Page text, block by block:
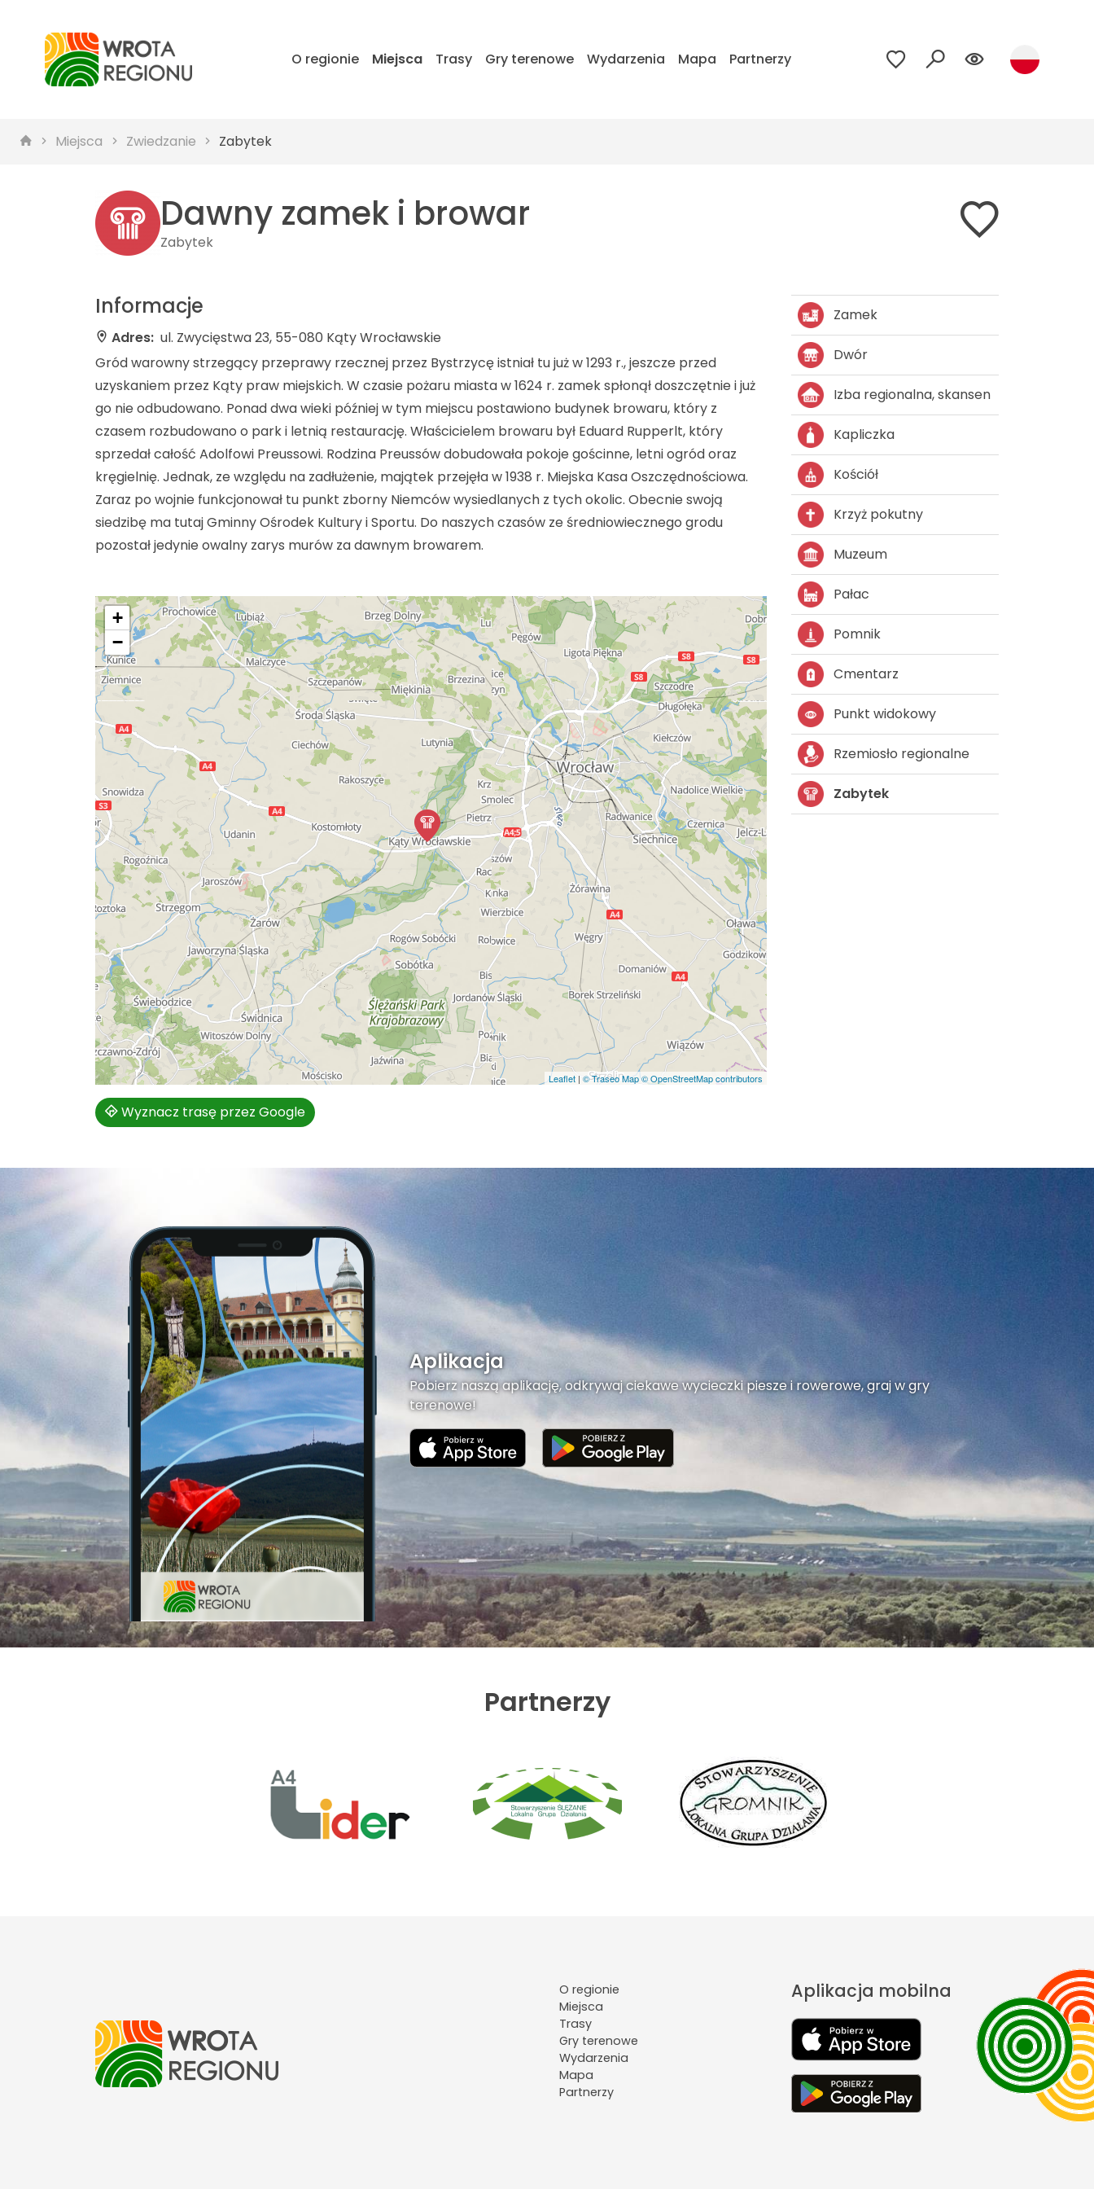
O regionie Miejsca Trasy Gry terenowe Wydarzenia Mapa Partnerzy
Miejsca Zwiedzanie Zabytek
Dawny zamek i browar
Zabytek
Informacje
Adres: ul. Zwycięstwa 23, 55-080 Kąty Wrocławskie
Gród warowny strzegący przeprawy rzecznej przez Bystrzycę istniał tu już w 1293 r., jeszcze przed
uzyskaniem przez Kąty praw miejskich. W czasie pożaru miasta w 1624 r. zamek spłonął doszczętnie i już
go nie odbudowano. Ponad dwa wieki później w tym miejscu postawiono budynek browaru, który z
czasem rozbudowano o park i letnią restaurację. Właścicielem browaru był Eduard Rupperlt, który
sprzedał całość Adolfowi Preussowi. Rodzina Preussów dobudowała pokoje gościnne, letni ogród oraz
kręgielnię. Jednak, ze względu na zadłużenie, majątek przejęła w 1938 r. Miejska Kasa Oszczędnościowa.
Zaraz po wojnie funkcjonował tu punkt zborny Niemców wysiedlanych z tych okolic. Obecnie swoją
siedzibę ma tutaj Gminny Ośrodek Kultury i Sportu. Do naszych czasów ze średniowiecznego grodu
pozostał jedynie owalny zarys murów za dawnym browarem.
+
−
Leaflet | © Traseo Map© OpenStreetMap contributors
Wyznacz trasę przez Google
Zamek
Dwór
Izba regionalna, skansen
Kapliczka
Kościół
Krzyż pokutny
Muzeum
Pałac
Pomnik
Cmentarz
Punkt widokowy
Rzemiosło regionalne
Zabytek
Aplikacja
Pobierz naszą aplikację, odkrywaj ciekawe wycieczki piesze i rowerowe, graj w gry
terenowe!
Partnerzy
O regionie
Miejsca
Trasy
Gry terenowe
Wydarzenia
Mapa
Partnerzy
Aplikacja mobilna